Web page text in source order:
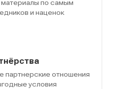
по самым
и наценок
отношения
условия